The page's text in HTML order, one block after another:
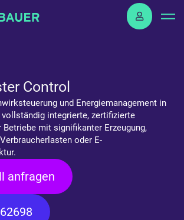
Control
und Energiemanagement in
integrierte, zertifizierte
mit signifikanter Erzeugung,
oder E-
anfragen